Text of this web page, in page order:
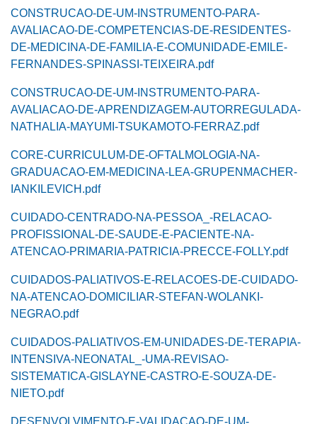
CONSTRUCAO-DE-UM-INSTRUMENTO-PARA-
AVALIACAO-DE-COMPETENCIAS-DE-RESIDENTES-
DE-MEDICINA-DE-FAMILIA-E-COMUNIDADE-EMILE-
FERNANDES-SPINASSI-TEIXEIRA.pdf
CONSTRUCAO-DE-UM-INSTRUMENTO-PARA-
AVALIACAO-DE-APRENDIZAGEM-AUTORREGULADA-
NATHALIA-MAYUMI-TSUKAMOTO-FERRAZ.pdf
CORE-CURRICULUM-DE-OFTALMOLOGIA-NA-
GRADUACAO-EM-MEDICINA-LEA-GRUPENMACHER-
IANKILEVICH.pdf
CUIDADO-CENTRADO-NA-PESSOA_-RELACAO-
PROFISSIONAL-DE-SAUDE-E-PACIENTE-NA-
ATENCAO-PRIMARIA-PATRICIA-PRECCE-FOLLY.pdf
CUIDADOS-PALIATIVOS-E-RELACOES-DE-CUIDADO-
NA-ATENCAO-DOMICILIAR-STEFAN-WOLANKI-
NEGRAO.pdf
CUIDADOS-PALIATIVOS-EM-UNIDADES-DE-TERAPIA-
INTENSIVA-NEONATAL_-UMA-REVISAO-
SISTEMATICA-GISLAYNE-CASTRO-E-SOUZA-DE-
NIETO.pdf
DESENVOLVIMENTO-E-VALIDACAO-DE-UM-